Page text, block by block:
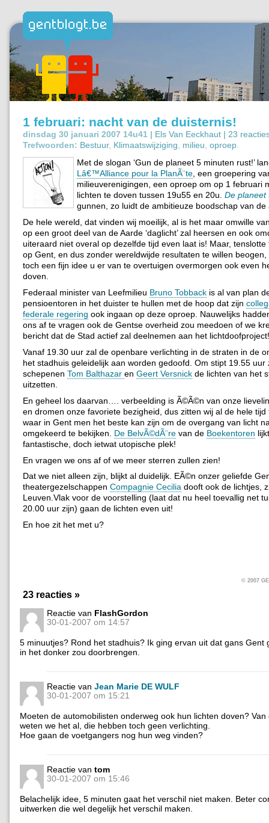
1 februari: nacht van de duisternis!
dinsdag 30 januari 2007 14u41 | Els Van Eeckhaut | 23
Trefwoorden: Bestuur, Klimaatswijziging milieu oproep
Met de slogan ‘Gun de planeet 5 minuten rust!’
Lâ€™Alliance pour la PlanÃ¨te , een groepering
milieuverenigingen, een oproep om op 1 februari
lichten te doven tussen 19u55 en 20u. De planeet
gunnen, zo luidt de ambitieuze boodschap van de
De hele wereld, dat vinden wij moeilijk, al is het maar omwille
op een groot deel van de Aarde ‘daglicht’ zal heersen en ook
uiteraard niet overal op dezelfde tijd even laat is! Maar, tenslotte
op Gent, en dus zonder wereldwijde resultaten te willen beogen,
toch een fijn idee u er van te overtuigen overmorgen ook even
doven.
Federaal minister van Leefmilieu Bruno Tobback is al van plan
pensioentoren in het duister te hullen met de hoop dat zijn
federale regering ook ingaan op deze oproep. Nauwelijks
ons af te vragen ook de Gentse overheid zou meedoen of we
bericht dat de Stad actief zal deelnemen aan het lichtdoofproject!
Vanaf 19.30 uur zal de openbare verlichting in de straten in de
het stadhuis geleidelijk aan worden gedoofd. Om stipt 19.55 uur
schepenen Tom Balthazar en Geert Versnick de lichten van het
uitzetten.
En geheel los daarvan…. verbeelding is Ã©Ã©n van onze
en dromen onze favoriete bezigheid, dus zitten wij al de hele tijd
waar in Gent men het beste kan zijn om de overgang van licht
omgekeerd te bekijken. De BelvÃ©dÃ¨re van de Boekentoren
fantastische, doch ietwat utopische plek!
En vragen we ons af of we meer sterren zullen zien!
Dat we niet alleen zijn, blijkt al duidelijk. EÃ©n onzer geliefde
theatergezelschappen Compagnie Cecilia dooft ook de lichtjes,
Leuven.Vlak voor de voorstelling (laat dat nu heel toevallig net
20.00 uur zijn) gaan de lichten even uit!
En hoe zit het met u?
© 2007
23 reacties »
Reactie van FlashGordon
30-01-2007 om 14:57
5 minuutjes? Rond het stadhuis? Ik ging ervan uit dat gans Gent
in het donker zou doorbrengen.
Reactie van Jean Marie DE WULF
30-01-2007 om 15:21
Moeten de automobilisten onderweg ook hun lichten doven? Van
weten we het al, die hebben toch geen verlichting.
Hoe gaan de voetgangers nog hun weg vinden?
Reactie van tom
30-01-2007 om 15:46
Belachelijk idee, 5 minuten gaat het verschil niet maken. Beter
uitwerken die wel degelijk het verschil maken.